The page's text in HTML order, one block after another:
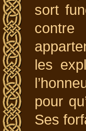
sort
contre
les
pour
Ses